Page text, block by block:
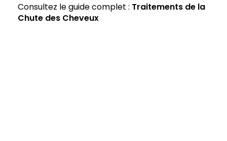
Consultez le guide complet : Traitements de la
Chute des Cheveux